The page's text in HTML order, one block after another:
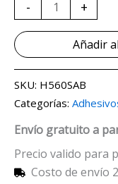
- +
Añadir
SKU: H560SAB
Categorías:
Envío gratuito a
Precio valido para
Costo de envío